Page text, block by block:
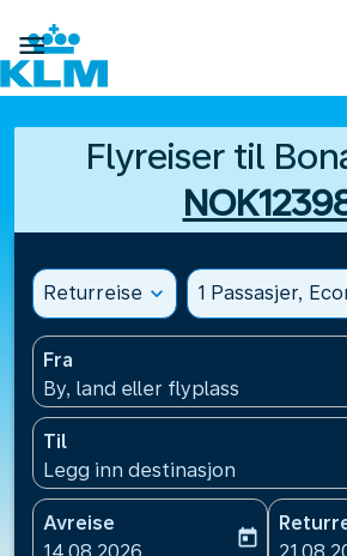

Flyreiser til
Returreise expand_more 1 Passasjer,
Fra
By, land eller flyplass
Til
Legg inn destinasjon
Avreise
fc-booking-departure-date-
today
fc-